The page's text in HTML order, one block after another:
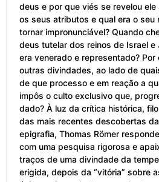
deus e por que viés se revelou ele
os seus atributos e qual era o seu
tornar impronunciável? Quando
deus tutelar dos reinos de Israel e
era venerado e representado? Por
outras divindades, ao lado de
de que processo e em reação a
impôs o culto exclusivo que,
dado? À luz da crítica histórica,
das mais recentes descobertas
epigrafia, Thomas Römer
com uma pesquisa rigorosa e
traços de uma divindade da
erigida, depois da “vitória” sobre